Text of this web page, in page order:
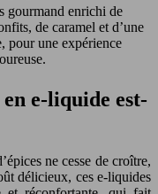
gourmand enrichi de
de caramel et d’une
pour une expérience
e-liquide est-
ne cesse de croître,
délicieux, ces e-liquides